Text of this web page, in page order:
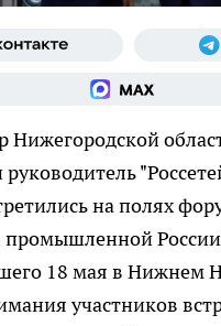
Нижегородской
на полях
промышленной
18 мая в Нижнем
участников